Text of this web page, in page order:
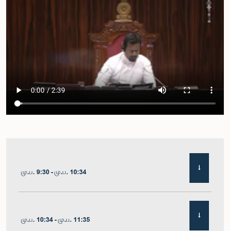
மு.ப. 9:30 - மு.ப. 10:34
மு.ப. 10:34 - மு.ப. 11:35